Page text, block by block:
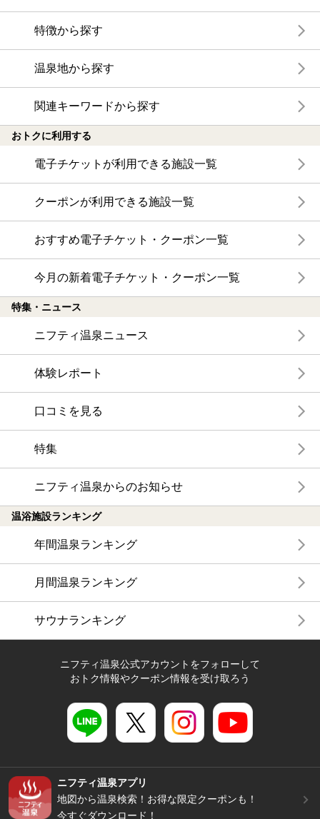
特徴から探す
温泉地から探す
関連キーワードから探す
おトクに利用する
電子チケットが利用できる施設一覧
クーポンが利用できる施設一覧
おすすめ電子チケット・クーポン一覧
今月の新着電子チケット・クーポン一覧
特集・ニュース
ニフティ温泉ニュース
体験レポート
口コミを見る
特集
ニフティ温泉からのお知らせ
温浴施設ランキング
年間温泉ランキング
月間温泉ランキング
サウナランキング
ニフティ温泉公式アカウントをフォローして
おトク情報やクーポン情報を受け取ろう
ニフティ温泉アプリ
地図から温泉検索！お得な限定クーポンも！
今すぐダウンロード！